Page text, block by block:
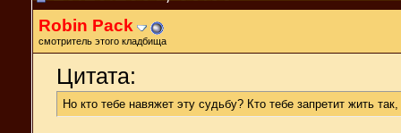
Robin Pack
смотритель этого кладбища
Цитата:
Но кто тебе навяжет эту судьбу? Кто тебе запретит жить